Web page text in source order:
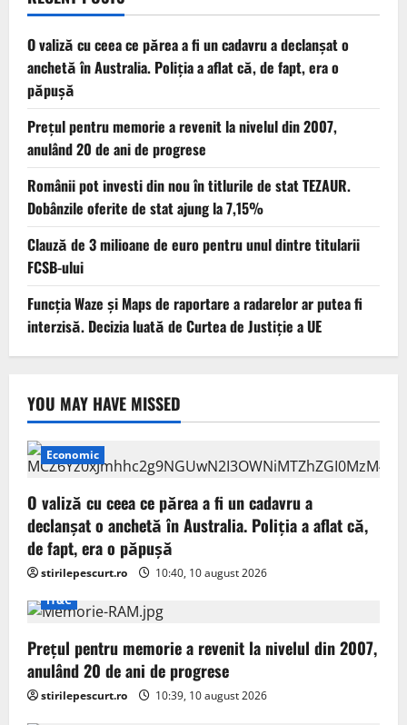
O valiză cu ceea ce părea a fi un cadavru a declanșat o
anchetă în Australia. Poliția a aflat că, de fapt, era o
păpușă
Prețul pentru memorie a revenit la nivelul din 2007,
anulând 20 de ani de progrese
Românii pot investi din nou în titlurile de stat TEZAUR.
Dobânzile oferite de stat ajung la 7,15%
Clauză de 3 milioane de euro pentru unul dintre titularii
FCSB-ului
Funcția Waze și Maps de raportare a radarelor ar putea fi
interzisă. Decizia luată de Curtea de Justiție a UE
YOU MAY HAVE MISSED
Economic
O valiză cu ceea ce părea a fi un cadavru a
declanșat o anchetă în Australia. Poliția a aflat că,
de fapt, era o păpușă
stirilepescurt.ro
10:40, 10 august 2026
IT&C
Prețul pentru memorie a revenit la nivelul din 2007,
anulând 20 de ani de progrese
stirilepescurt.ro 10:39, 10 august 2026